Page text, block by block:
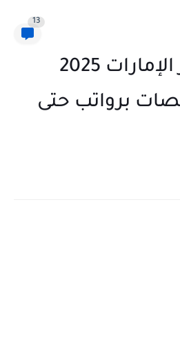
13
وظائف كارفور الإمارات 2025
برواتب حتى